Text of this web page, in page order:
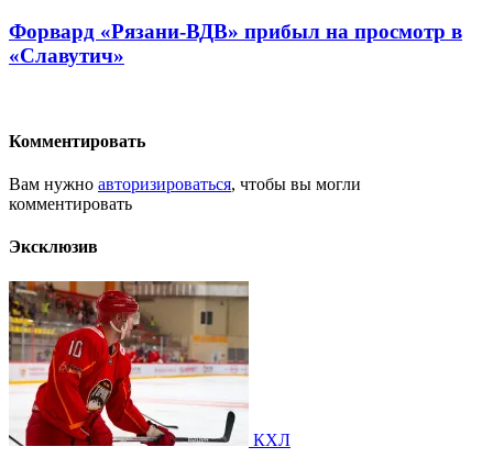
Форвард «Рязани-ВДВ» прибыл на просмотр в
«Славутич»
Комментировать
Вам нужно авторизироваться, чтобы вы могли
комментировать
Эксклюзив
КХЛ